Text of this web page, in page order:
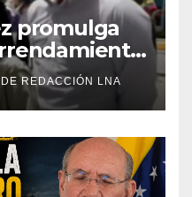
promulga
REDACCIÓN LNA